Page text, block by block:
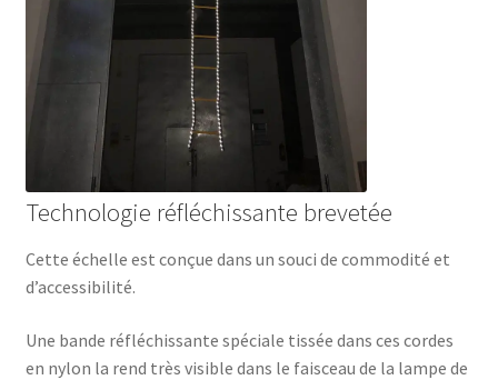
Technologie réfléchissante brevetée
Cette échelle est conçue dans un souci de commodité et
d’accessibilité.
Une bande réfléchissante spéciale tissée dans ces cordes
en nylon la rend très visible dans le faisceau de la lampe de